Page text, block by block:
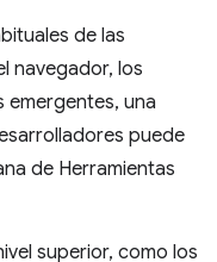
de las
navegador, los
emergentes, una
puede
de Herramientas
superior, como los